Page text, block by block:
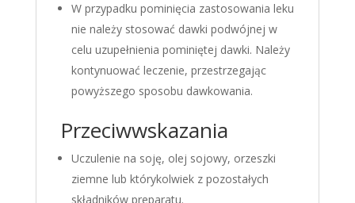
W przypadku pominięcia zastosowania leku
nie należy stosować dawki podwójnej w
celu uzupełnienia pominiętej dawki. Należy
kontynuować leczenie, przestrzegając
powyższego sposobu dawkowania.
Przeciwwskazania
Uczulenie na soję, olej sojowy, orzeszki
ziemne lub którykolwiek z pozostałych
składników preparatu.